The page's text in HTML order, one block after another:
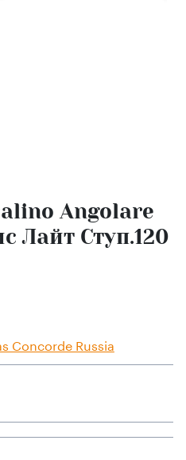
Angolare
Лайт Ступ.120
Сoncorde Russia